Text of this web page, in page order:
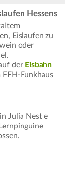
Hessens
Eislaufen zu
oder
der Eisbahn
FFH-Funkhaus
Julia Nestle